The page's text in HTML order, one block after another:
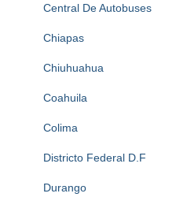
Central De Autobuses
Chiapas
Chiuhuahua
Coahuila
Colima
Districto Federal D.F
Durango